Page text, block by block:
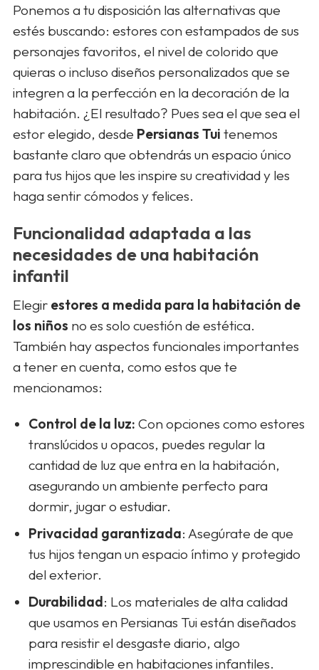
Ponemos a tu disposición las alternativas que
estés buscando: estores con estampados de sus
personajes favoritos, el nivel de colorido que
quieras o incluso diseños personalizados que se
integren a la perfección en la decoración de la
habitación. ¿El resultado? Pues sea el que sea el
estor elegido, desde Persianas Tui tenemos
bastante claro que obtendrás un espacio único
para tus hijos que les inspire su creatividad y les
haga sentir cómodos y felices.
Funcionalidad adaptada a las
necesidades de una habitación
infantil
Elegir estores a medida para la habitación de
los niños no es solo cuestión de estética.
También hay aspectos funcionales importantes
a tener en cuenta, como estos que te
mencionamos:
Control de la luz: Con opciones como estores
translúcidos u opacos, puedes regular la
cantidad de luz que entra en la habitación,
asegurando un ambiente perfecto para
dormir, jugar o estudiar.
Privacidad garantizada: Asegúrate de que
tus hijos tengan un espacio íntimo y protegido
del exterior.
Durabilidad: Los materiales de alta calidad
que usamos en Persianas Tui están diseñados
para resistir el desgaste diario, algo
imprescindible en habitaciones infantiles.